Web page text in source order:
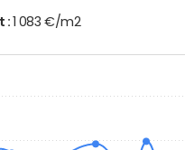
: 1 083 €/m2